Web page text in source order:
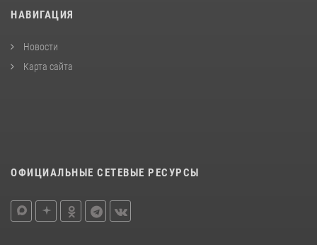
НАВИГАЦИЯ
Новости
Карта сайта
ОФИЦИАЛЬНЫЕ СЕТЕВЫЕ РЕСУРСЫ